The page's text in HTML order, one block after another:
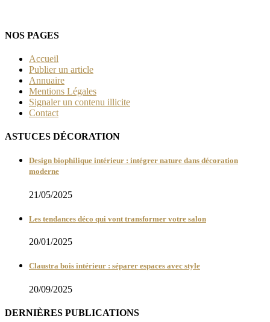
NOS PAGES
Accueil
Publier un article
Annuaire
Mentions Légales
Signaler un contenu illicite
Contact
ASTUCES DÉCORATION
Design biophilique intérieur : intégrer nature dans décoration
moderne
21/05/2025
Les tendances déco qui vont transformer votre salon
20/01/2025
Claustra bois intérieur : séparer espaces avec style
20/09/2025
DERNIÈRES PUBLICATIONS